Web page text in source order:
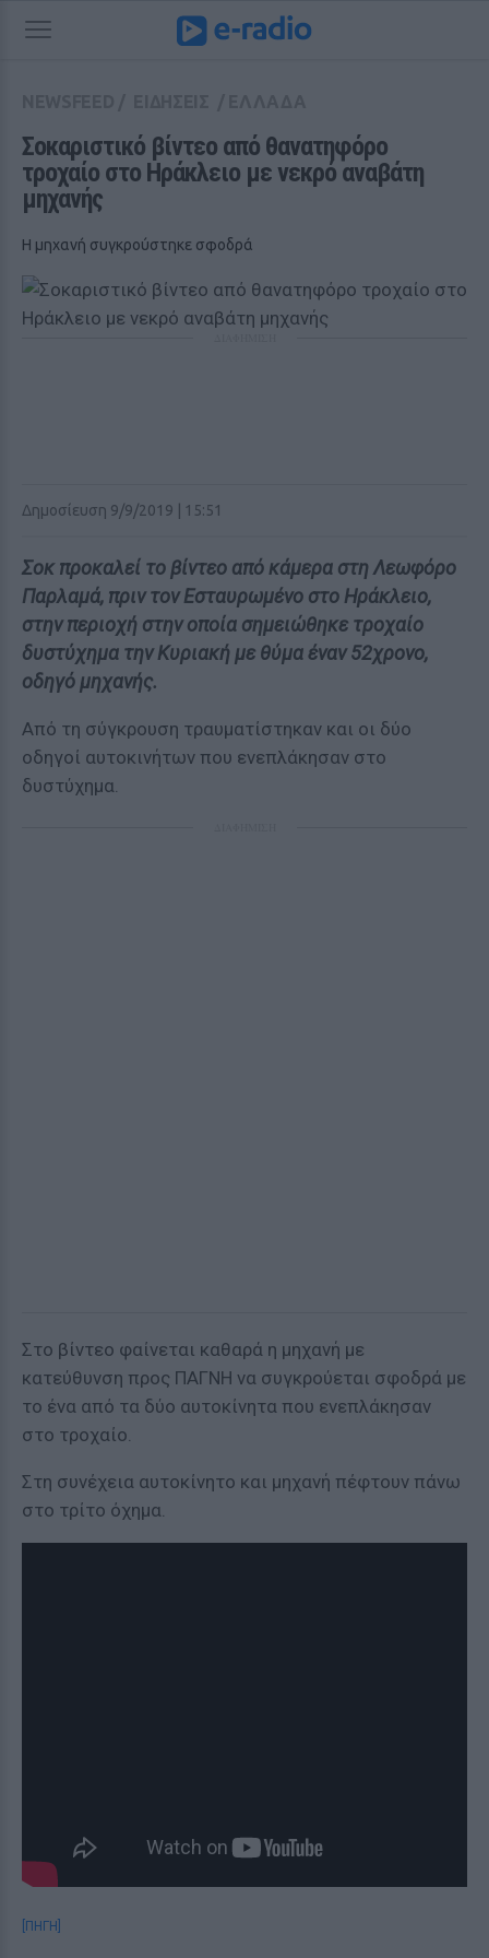
Σοκαριστικό βίντεο από θανατηφόρο
τροχαίο στο Ηράκλειο με νεκρό αναβάτη
μηχανής
Η μηχανή συγκρούστηκε σφοδρά
Δημοσίευση 9/9/2019 | 15:51
Σοκ προκαλεί το βίντεο από κάμερα στη Λεωφόρο
Παρλαμά, πριν τον Εσταυρωμένο στο Ηράκλειο,
στην περιοχή στην οποία σημειώθηκε τροχαίο
δυστύχημα την Κυριακή με θύμα έναν 52χρονο,
οδηγό μηχανής.
Από τη σύγκρουση τραυματίστηκαν και οι δύο
οδηγοί αυτοκινήτων που ενεπλάκησαν στο
δυστύχημα.
Στο βίντεο φαίνεται καθαρά η μηχανή με
κατεύθυνση προς ΠΑΓΝΗ να συγκρούεται σφοδρά με
το ένα από τα δύο αυτοκίνητα που ενεπλάκησαν
στο τροχαίο.
Στη συνέχεια αυτοκίνητο και μηχανή πέφτουν πάνω
στο τρίτο όχημα.
[ΠΗΓΗ]